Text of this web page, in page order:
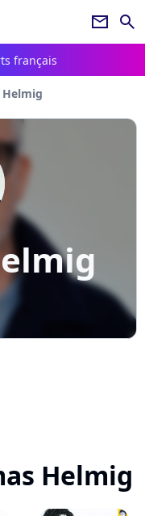
newsletter search
français
Helmig
Helmig